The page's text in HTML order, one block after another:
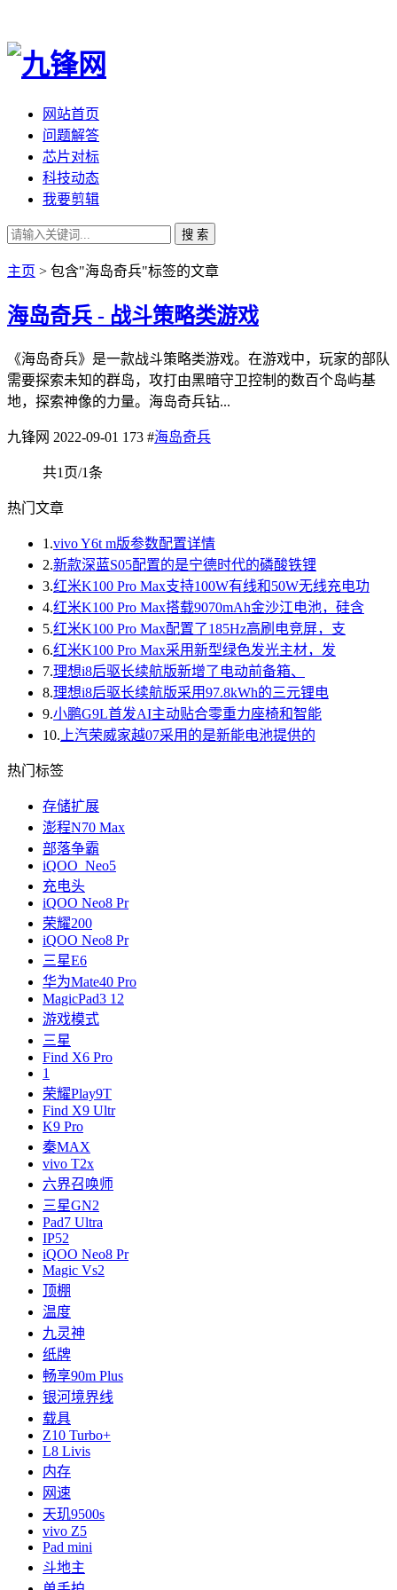
网站首页
问题解答
芯片对标
科技动态
我要剪辑
搜 索
主页 > 包含"海岛奇兵"标签的文章
海岛奇兵 - 战斗策略类游戏
《海岛奇兵》是一款战斗策略类游戏。在游戏中，玩家的部队
需要探索未知的群岛，攻打由黑暗守卫控制的数百个岛屿基
地，探索神像的力量。海岛奇兵钻...
九锋网 2022-09-01 173 #海岛奇兵
共1页/1条
热门文章
1.vivo Y6t m版参数配置详情
2.新款深蓝S05配置的是宁德时代的磷酸铁锂
3.红米K100 Pro Max支持100W有线和50W无线充电功
4.红米K100 Pro Max搭载9070mAh金沙江电池，硅含
5.红米K100 Pro Max配置了185Hz高刷电竞屏，支
6.红米K100 Pro Max采用新型绿色发光主材，发
7.理想i8后驱长续航版新增了电动前备箱、
8.理想i8后驱长续航版采用97.8kWh的三元锂电
9.小鹏G9L首发AI主动贴合零重力座椅和智能
10. 上汽荣威家越07采用的是新能电池提供的
热门标签
存储扩展
澎程N70 Max
部落争霸
iQOO Neo5
充电头
iQOO Neo8 Pr
荣耀200
iQOO Neo8 Pr
三星E6
华为Mate40 Pro
MagicPad3 12
游戏模式
三星
Find X6 Pro
1
荣耀Play9T
Find X9 Ultr
K9 Pro
秦MAX
vivo T2x
六界召唤师
三星GN2
Pad7 Ultra
IP52
iQOO Neo8 Pr
Magic Vs2
顶棚
温度
九灵神
纸牌
畅享90m Plus
银河境界线
载具
Z10 Turbo+
L8 Livis
内存
网速
天玑9500s
vivo Z5
Pad mini
斗地主